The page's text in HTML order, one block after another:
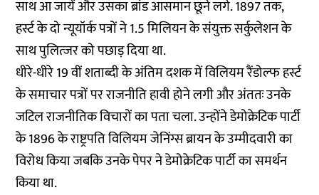
साथ आ जायें और उसका ब्रांड आसमान छूने लगे. 1897 तक,
हर्स्ट के दो न्यूयॉर्क पत्रों ने 1.5 मिलियन के संयुक्त सर्कुलेशन के
साथ पुलित्जर को पछाड़ दिया था.
धीरे-धीरे 19 वीं शताब्दी के अंतिम दशक में विलियम रैंडोल्फ हर्स्ट
के समाचार पत्रों पर राजनीति हावी होने लगी और अंततः उनके
जटिल राजनीतिक विचारों का पता चला. उन्होंने डेमोक्रेटिक पार्टी
के 1896 के राष्ट्रपति विलियम जेनिंग्स ब्रायन के उम्मीदवारी का
विरोध किया जबकि उनके पेपर ने डेमोक्रेटिक पार्टी का समर्थन
किया था.